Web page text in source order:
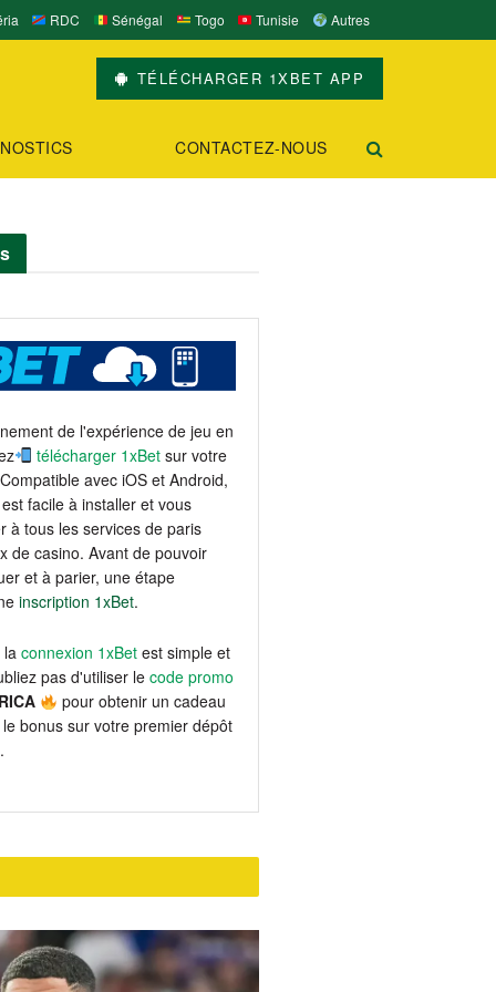
RDC Sénégal Togo Tunisie Autres
TÉLÉCHARGER 1XBET APP
CONTACTEZ-NOUS
de l'expérience de jeu en
télécharger 1xBet sur votre
avec iOS et Android,
facile à installer et vous
à tous les services de paris
de casino. Avant de pouvoir
et à parier, une étape
inscription 1xBet.
la connexion 1xBetest simple et
pas d'utiliser le code promo
pour obtenir un cadeau
bonus sur votre premier dépôt